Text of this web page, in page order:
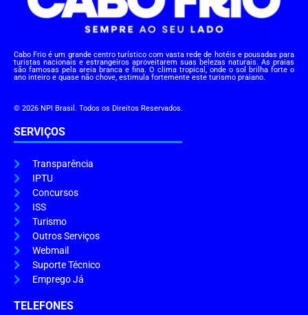
Cabo Frio é um grande centro turístico com vasta rede de hotéis e pousadas para
turistas nacionais e estrangeiros aproveitarem suas belezas naturais. As praias
são famosas pela areia branca e fina. O clima tropical, onde o sol brilha forte o
ano inteiro e quase não chove, estimula fortemente este turismo praiano.
© 2026 NPI Brasil. Todos os Direitos Reservados.
SERVIÇOS
Transparência
IPTU
Concursos
ISS
Turismo
Outros Serviços
Webmail
Suporte Técnico
Emprego Já
TELEFONES